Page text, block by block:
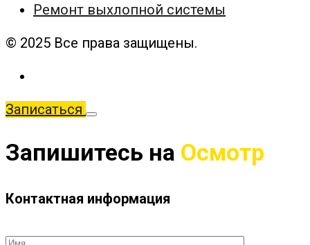
Ремонт выхлопной системы
© 2025 Все права защищены.
Записаться
Запишитесь на Осмотр
Контактная информация